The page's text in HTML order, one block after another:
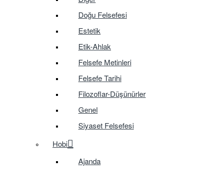
Doğu Felsefesi
Estetik
Etik-Ahlak
Felsefe Metinleri
Felsefe Tarihi
Filozoflar-Düşünürler
Genel
Siyaset Felsefesi
Hobi
Ajanda